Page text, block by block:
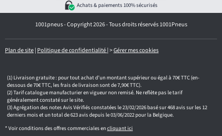
i
l
Achats & paiements 100% sécurisés
1001pneus - Copyright 2026 - Tous droits réservés 1001Pneus
Plan de site| Politique de confidentialité|>Gérer mes cookies
Livraison gratuite : pour tout achat d'un montant supérieur ou égal à 70€ TTC (en-
dessous de 70€ TTC, les frais de livraison sont de 7,90€ TTC).
Tarif catalogue manufacturier en vigueur non remisé. Ne reflète pas le tarif
généralement constaté sur le site.
Agrégation des notes Avis Vérifiés constatées le 23/02/2026 basé sur 468 avis sur les 12
derniers mois et un total de 623 avis depuis le 03/06/2022 pour la Belgique.
* Voir conditions des offres commerciales encliquant ici